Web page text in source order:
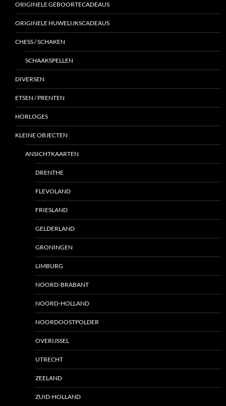
ORIGINELE GEBOORTECADEAUS
ORIGINELE HUWELIJKSCADEAUS
CHESS / SCHAKEN
SCHAAKSPELLEN
DIVERSEN
ETSEN / PRENTEN
HORLOGES
KLEINE OBJECTEN
ANSICHTKAARTEN
DRENTHE
FLEVOLAND
FRIESLAND
GELDERLAND
GRONINGEN
LIMBURG
NOORD-BRABANT
NOORD-HOLLAND
NOORDOOSTPOLDER
OVERIJSSEL
UTRECHT
ZEELAND
ZUID-HOLLAND